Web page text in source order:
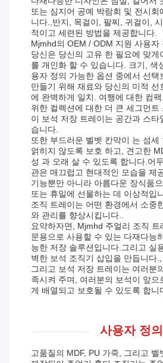
또는 심지어 공예 박람회 및 전시회
니다.,반지, 목걸이, 팔찌, 귀걸이,
적이고 세련된 방법을 제공합니다.
Mjmhd의 OEM / ODM 지원 사용자
당신은 당신의 고유 한 필요에 맞게
를 개인화 할 수 있습니다. 크기, 색
용자 정의 가능한 옵션 중에서 선택
만들기 위해 재료와 당신의 미적 선
에 완벽하게 일치. 여행에 대한 컴
위한 컬렉션에 대한 더 큰 세그먼트
이 보석 저장 트레이는 공간과 스타
습니다.
또한 부드러운 벨벳 칸막이 는 섬세
얽히지 않도록 보호 하고, 견고한
성 과 오래 살 수 있도록 합니다.어
관은 매끄럽고 현대적인 모습을 제
기능뿐만 아니라 아름다운 장식품
또는 휴일에 선물하는 데 이상적입
조직 트레이는 어떤 환경에서 소중
와 관리를 향상시킵니다..
요약하자면, Mjmhd 주얼리 조직 트
문용으로 사용할 수 있는 다재다능
능한 저장 솔루션입니다.그리고 실
벽한 보석 조직기 삽입을 만듭니다
그리고 보석 저장 트레이는 여러분
족시켜 주며, 여러분의 보석이 앞으
게 배열되고 보호될 수 있도록 합니
사용자 정
고품질의 MDF, PU 가죽, 그리고 벨